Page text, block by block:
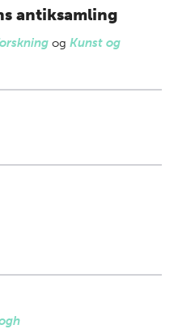
antiksamling
og Kunst og